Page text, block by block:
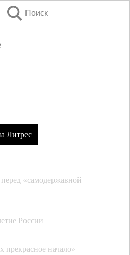
Поиск
Литрес
«самодержавной
России
начало»